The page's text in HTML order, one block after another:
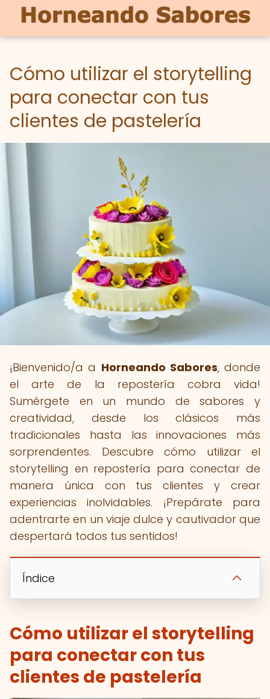
Cómo utilizar el storytelling
para conectar con tus
clientes de pastelería
¡Bienvenido/a a Horneando Sabores, donde
el arte de la repostería cobra vida!
Sumérgete en un mundo de sabores y
creatividad, desde los clásicos más
tradicionales hasta las innovaciones más
sorprendentes. Descubre cómo utilizar el
storytelling en repostería para conectar de
manera única con tus clientes y crear
experiencias inolvidables. ¡Prepárate para
adentrarte en un viaje dulce y cautivador que
despertará todos tus sentidos!
Índice
Cómo utilizar el storytelling
para conectar con tus
clientes de pastelería